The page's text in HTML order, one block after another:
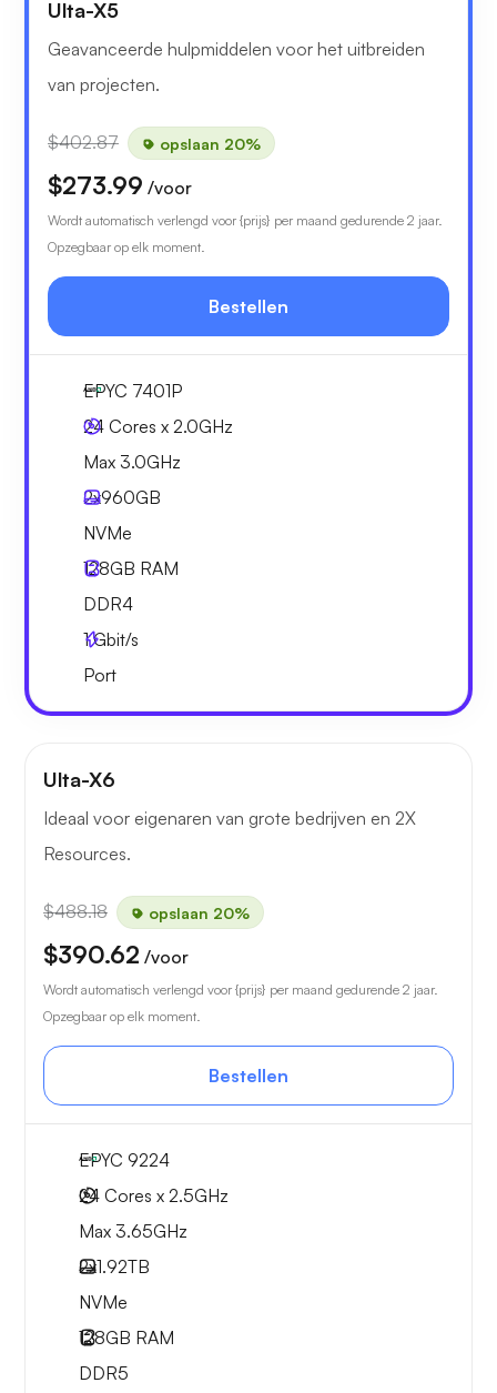
Ulta-X5
Geavanceerde hulpmiddelen voor het uitbreiden
van projecten.
$402.87 opslaan 20%
$273.99 /voor
Wordt automatisch verlengd voor {prijs} per maand gedurende 2 jaar.
Opzegbaar op elk moment.
Bestellen
EPYC 7401P
24 Cores x 2.0GHz
Max 3.0GHz
2x960GB
NVMe
128GB RAM
DDR4
1Gbit/s
Port
Ulta-X6
Ideaal voor eigenaren van grote bedrijven en 2X
Resources.
$488.18 opslaan 20%
$390.62 /voor
Wordt automatisch verlengd voor {prijs} per maand gedurende 2 jaar.
Opzegbaar op elk moment.
Bestellen
EPYC 9224
24 Cores x 2.5GHz
Max 3.65GHz
2x1.92TB
NVMe
128GB RAM
DDR5